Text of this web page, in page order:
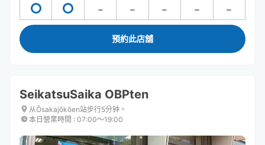
預約此店舖
SeikatsuSaika OBPten
从Ōsakajōkōen站步行5分钟。
本日營業時間 : 07:00〜19:00